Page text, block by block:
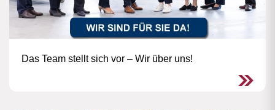
Das Team stellt sich vor – Wir über uns!